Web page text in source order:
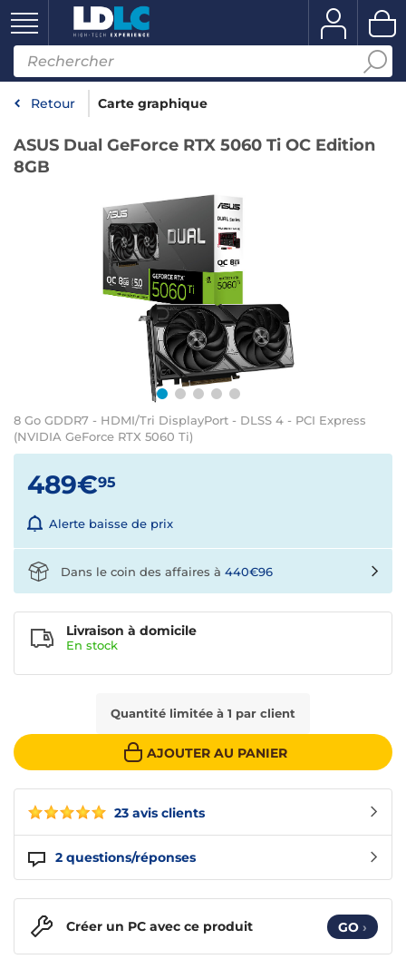
Retour Carte graphique
ASUS Dual GeForce RTX 5060 Ti OC Edition
8GB
8 Go GDDR7 - HDMI/Tri DisplayPort - DLSS 4 - PCI Express
(NVIDIA GeForce RTX 5060 Ti)
23 avis clients
2 questions/réponses
489€95
Alerte baisse de prix
Quantité limitée à 1 par client
AJOUTER AU PANIER
Livraison à domicile
En stock
Dans le coin des affaires à 440€96
Créer un PC avec ce produit GO ›